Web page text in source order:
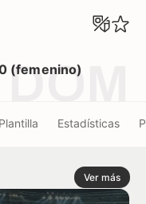
(femenino)
DOM
Plantilla Estadísticas
Ver más